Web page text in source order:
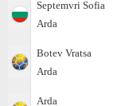
Septemvri Sofia
Arda
Botev Vratsa
Arda
Arda